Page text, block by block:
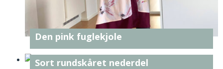
Den pink fuglekjole
Sort rundskåret nederdel